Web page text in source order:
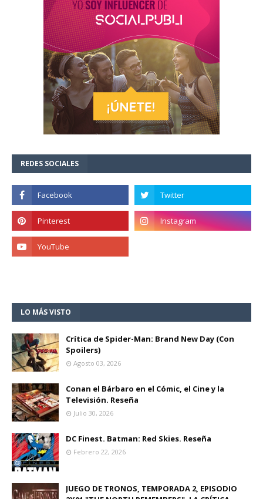
REDES SOCIALES
LO MÁS VISTO
Crítica de Spider-Man: Brand New Day (Con
Spoilers)
Agosto 03, 2026
Conan el Bárbaro en el Cómic, el Cine y la
Televisión. Reseña
Julio 30, 2026
DC Finest. Batman: Red Skies. Reseña
Febrero 22, 2026
JUEGO DE TRONOS, TEMPORADA 2, EPISODIO